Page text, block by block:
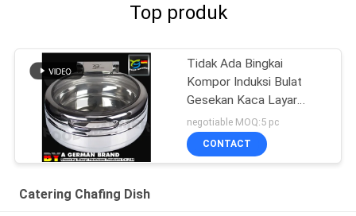
Top produk
Tidak Ada Bingkai
Kompor Induksi Bulat
Gesekan Kaca Layar
Penuh Dengan
Permukaan Pesawat
negotiable MOQ:5 pc
CONTACT
Catering Chafing Dish